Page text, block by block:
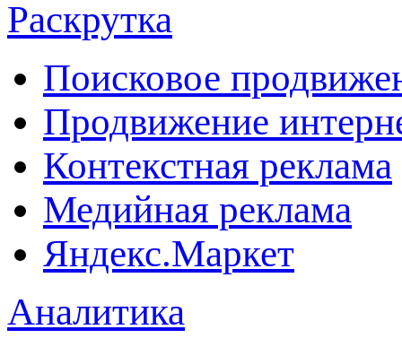
Раскрутка
Поисковое
Продвижение
Контекстная реклама
Медийная реклама
Яндекс.Маркет
Аналитика